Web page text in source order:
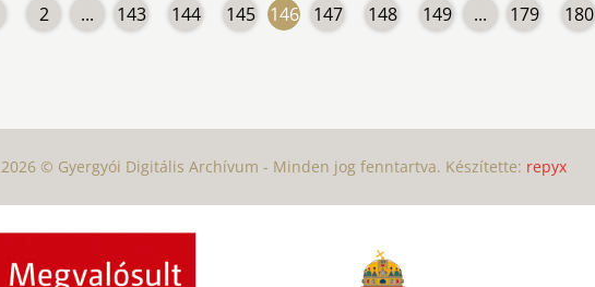
2 ... 143 144 145 146 147 148 149 ... 179 180
2026 © Gyergyói Digitális Archívum - Minden jog fenntartva. Készítette: repyx